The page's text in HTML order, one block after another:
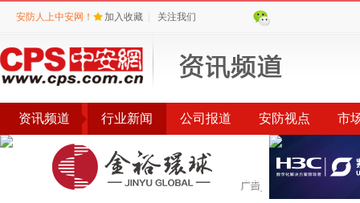
安防人上中安网！ 加入收藏 关注我们
资讯频道 行业新闻 公司报道 安防视点 市
公告 评选 榜单